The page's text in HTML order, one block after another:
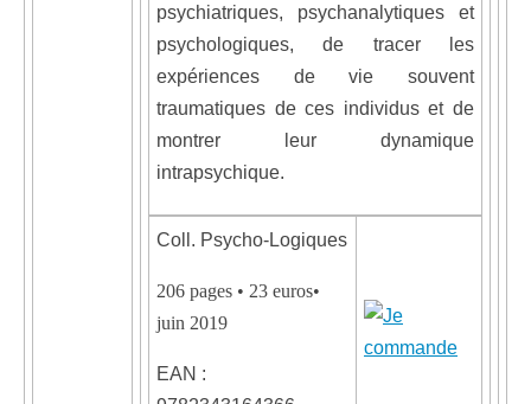
psychiatriques, psychanalytiques et
psychologiques, de tracer les
expériences de vie souvent
traumatiques de ces individus et de
montrer leur dynamique
intrapsychique.
Coll. Psycho-Logiques
206 pages • 23 euros•
juin 2019
EAN :